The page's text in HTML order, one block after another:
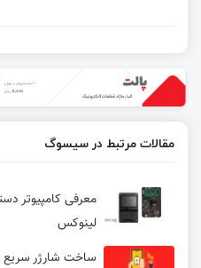
مقالات مرتبط در سیسوگ
لینوکس